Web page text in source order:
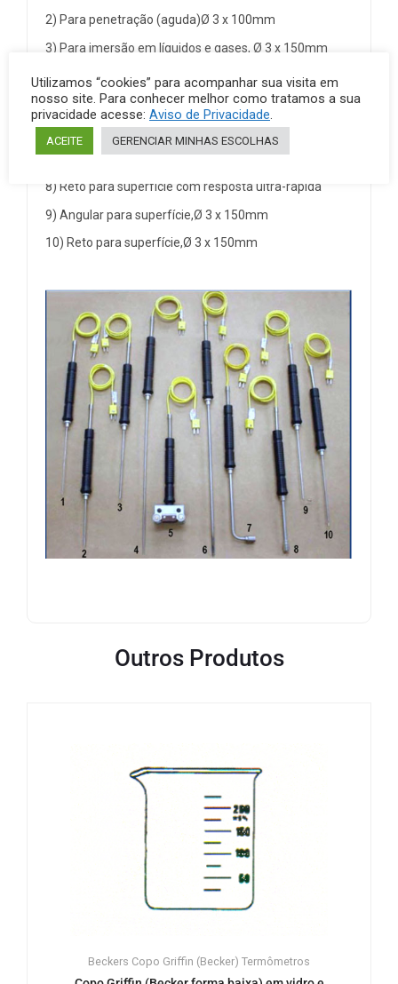
2) Para penetração (aguda)Ø 3 x 100mm
3) Para imersão em líquidos e gases, Ø 3 x 150mm
4) Para imersão em líquidos e gases, Ø 3 x 500mm
5) Para superfície cilíndrica em movimento
6) Para ar e gases
7) Angular para superfície com resposta ultra-rápida
8) Reto para superfície com resposta ultra-rápida
9) Angular para superfície,Ø 3 x 150mm
10) Reto para superfície,Ø 3 x 150mm
Outros Produtos
Beckers Copo Griffin (Becker) Termômetros
Utilizamos “cookies” para acompanhar sua visita em
nosso site. Para conhecer melhor como tratamos a sua
privacidade acesse: Aviso de Privacidade
ACEITE GERENCIAR MINHAS ESCOLHAS